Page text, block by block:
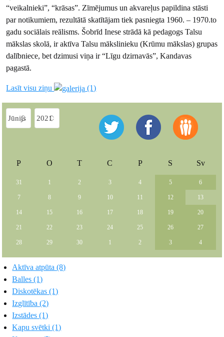
“veikalnieki”, “krāsas”. Zīmējumus un akvareļus papildina stāsti
par notikumiem, rezultātā skatītājam tiek pasniegta 1960. – 1970.to
gadu sociālais reālisms. Šobrīd Inese strādā kā pedagogs Talsu
mākslas skolā, ir aktīva Talsu mākslinieku (Krūmu mākslas) grupas
dalībniece, bet dzimusi viņa ir “Līgu dzirnavās”, Kandavas
pagastā.
Lasīt visu ziņu (1)
P O T C P S Sv
31 1 2 3 4 5 6
7 8 9 10 11 12 13
14 15 16 17 18 19 20
21 22 23 24 25 26 27
28 29 30 1 2 3 4
Aktīva atpūta (8)
Balles (1)
Diskotēkas (1)
Izglītība (2)
Izstādes (1)
Kapu svētki (1)